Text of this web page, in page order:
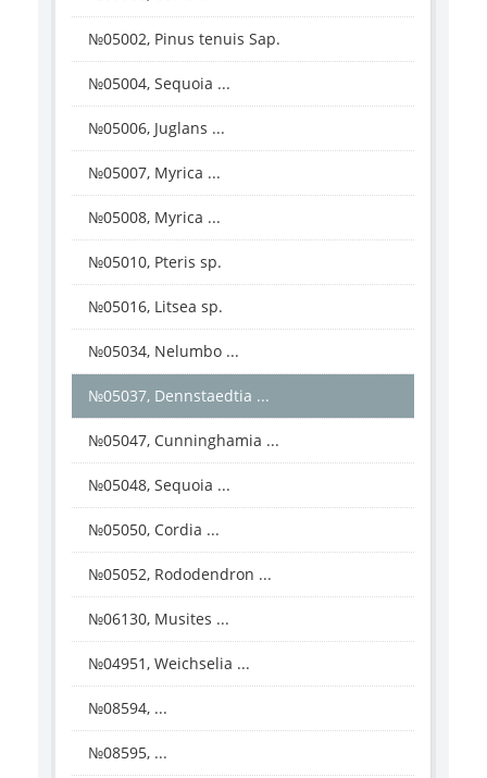
№05002, Pinus tenuis Sap.
№05004, Sequoia ...
№05006, Juglans ...
№05007, Myrica ...
№05008, Myrica ...
№05010, Pteris sp.
№05016, Litsea sp.
№05034, Nelumbo ...
№05037, Dennstaedtia ...
№05047, Cunninghamia ...
№05048, Sequoia ...
№05050, Cordia ...
№05052, Rododendron ...
№06130, Musites ...
№04951, Weichselia ...
№08594, ...
№08595, ...